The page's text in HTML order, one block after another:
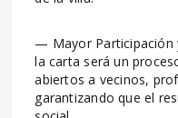
— Mayor Participación
la carta será un
abiertos a vecinos,
garantizando que el